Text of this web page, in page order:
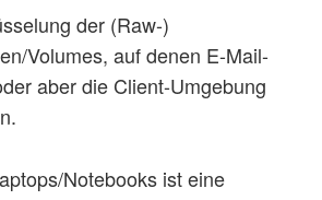
der (Raw-)
Volumes, auf denen E-Mail-
aber die Client-Umgebung
Notebooks ist eine